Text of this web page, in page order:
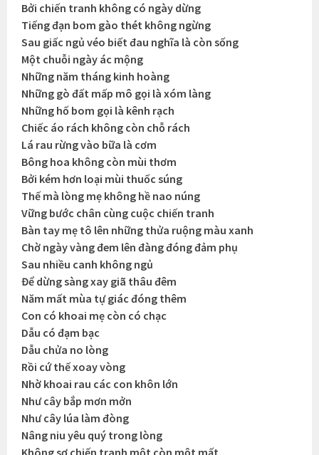
Bởi chiến tranh không có ngày dừng
Tiếng đạn bom gào thét không ngừng
Sau giấc ngủ véo biết đau nghĩa là còn sống
Một chuỗi ngày ác mộng
Những năm tháng kinh hoàng
Những gò đất mấp mô gọi là xóm làng
Những hố bom gọi là kênh rạch
Chiếc áo rách không còn chỗ rách
Lá rau rừng vào bữa là cơm
Bông hoa không còn mùi thơm
Bởi kém hơn loại mùi thuốc súng
Thế mà lòng mẹ không hề nao núng
Vững bước chân cùng cuộc chiến tranh
Bàn tay mẹ tô lên những thửa ruộng màu xanh
Chờ ngày vàng đem lên đàng đóng đảm phụ
Sau nhiều canh không ngủ
Để dừng sàng xay giã thâu đêm
Năm mất mùa tự giác đóng thêm
Con có khoai mẹ còn có chạc
Dẫu có đạm bạc
Dẫu chửa no lòng
Rồi cứ thế xoay vòng
Nhờ khoai rau các con khôn lớn
Như cây bắp mơn mởn
Như cây lúa làm đòng
Nâng niu yêu quý trong lòng